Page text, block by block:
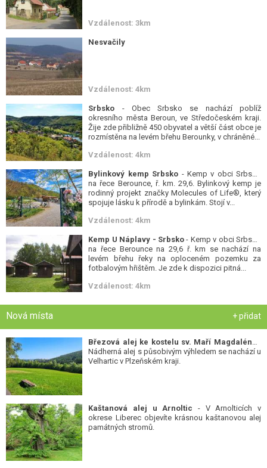
Vzdálenost: 3km
Nesvačily
Vzdálenost: 4km
Srbsko - Obec Srbsko se nachází poblíž
okresního města Beroun, ve Středočeském kraji.
Žije zde přibližně 450 obyvatel a větší část obce je
rozmístěna na levém břehu Berounky, v chráněné...
Vzdálenost: 4km
Bylinkový kemp Srbsko - Kemp v obci Srbsko
na řece Berounce, ř. km. 29,6. Bylinkový kemp je
rodinný projekt značky Molecules of Life®, který
spojuje lásku k přírodě a bylinkám. Stojí v...
Vzdálenost: 4km
Kemp U Náplavy - Srbsko - Kemp v obci Srbsko
na řece Berounce na 29,6 ř. km se nachází na
levém břehu řeky na oploceném pozemku za
fotbalovým hřištěm. Je zde k dispozici pitná...
Vzdálenost: 4km
Nová místa + přidat
Březová alej ke kostelu sv. Maří Magdalény-
Nádherná alej s působivým výhledem se nachází u
Velhartic v Plzeňském kraji.
Kaštanová alej u Arnoltic - V Arnolticích v
okrese Liberec objevíte krásnou kaštanovou alej
památných stromů.